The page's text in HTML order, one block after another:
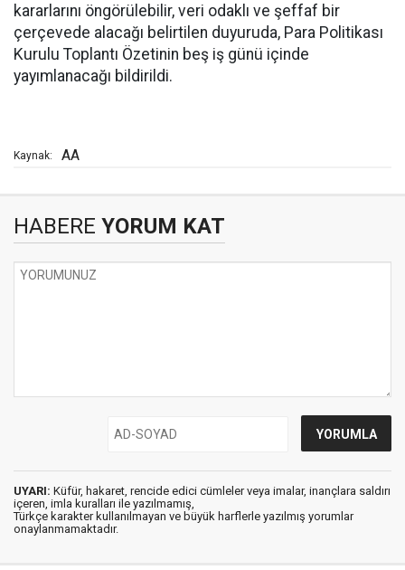
kararlarını öngörülebilir, veri odaklı ve şeffaf bir
çerçevede alacağı belirtilen duyuruda, Para Politikası
Kurulu Toplantı Özetinin beş iş günü içinde
yayımlanacağı bildirildi.
Kaynak: AA
HABERE YORUM KAT
UYARI: Küfür, hakaret, rencide edici cümleler veya imalar, inançlara saldırı
içeren, imla kuralları ile yazılmamış,
Türkçe karakter kullanılmayan ve büyük harflerle yazılmış yorumlar
onaylanmamaktadır.